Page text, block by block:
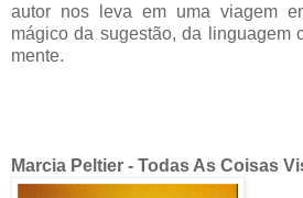
autor nos leva em uma viagem
mágico da sugestão, da linguagem
mente.
Marcia Peltier - Todas As Coisas